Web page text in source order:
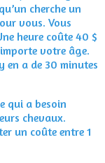
cherche un
vous. Vous
heure coûte 40 $
votre âge.
a de 30 minutes
qui a besoin
chevaux.
un coûte entre 1